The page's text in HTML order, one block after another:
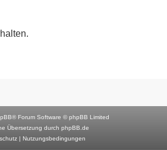
r
u
m
® Forum Software © phpBB Limited
Übersetzung durch phpBB.de
| Nutzungsbedingungen